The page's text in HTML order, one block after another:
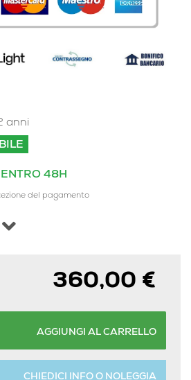
anni
48H
del pagamento
360,00 €
AGGIUNGI AL CARRELLO
CHIEDICI INFO O NOLEGGIA